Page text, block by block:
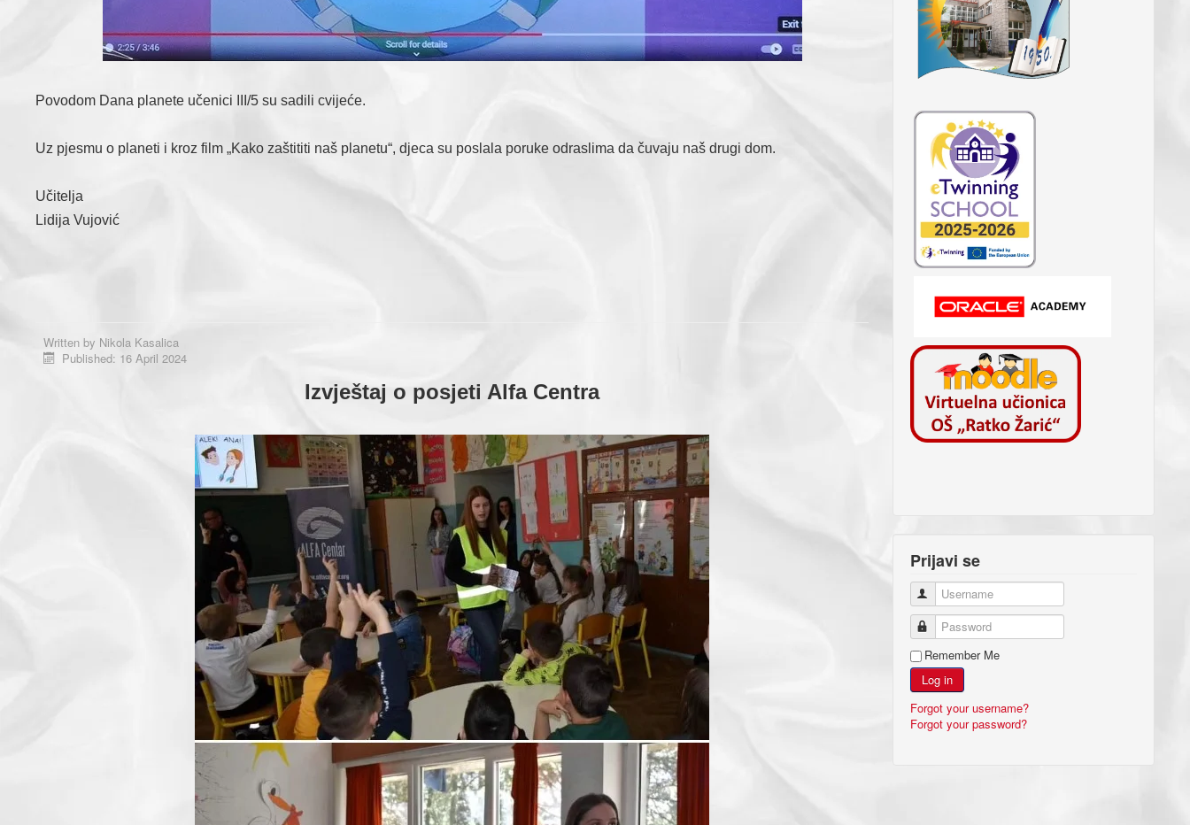
Povodom Dana planete učenici III/5 su sadili cvijeće.
Uz pjesmu o planeti i kroz film „Kako zaštititi naš planetu“, djeca su poslala poruke odraslima da čuvaju naš drugi dom.
Učitelja
Lidija Vujović
Written by Nikola Kasalica
Published: 16 April 2024
Izvještaj o posjeti Alfa Centra
Prijavi se
Username
Password
Remember Me
Log in
Forgot your username?
Forgot your password?